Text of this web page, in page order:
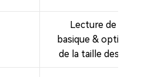
Lecture de texte
basique & optimisation
de la taille des fichiers